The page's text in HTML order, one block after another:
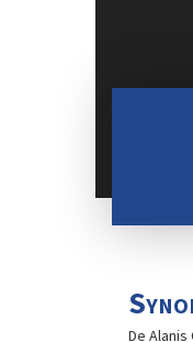
De Alanis